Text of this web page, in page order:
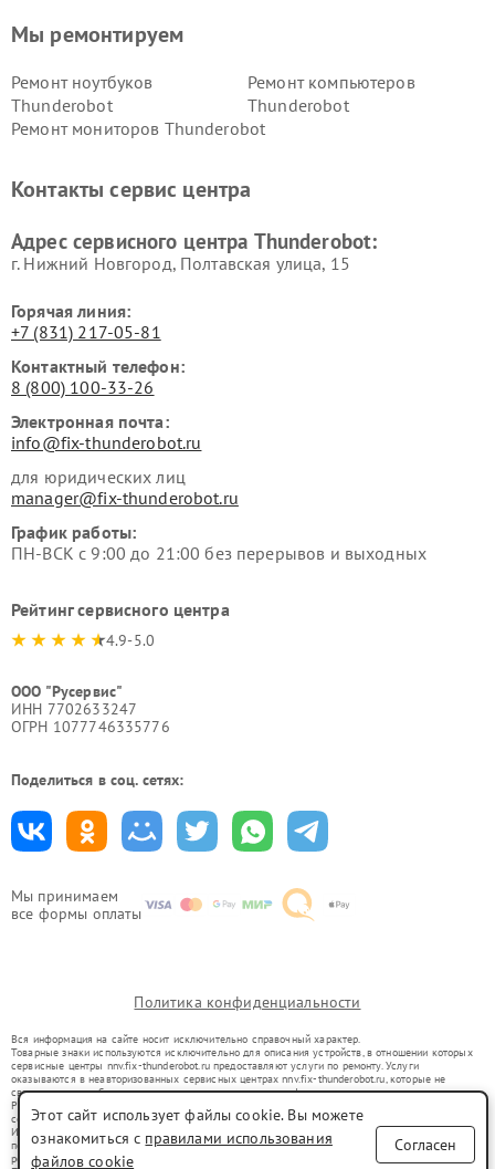
Мы принимаем
все формы оплаты
Мы ремонтируем
Ремонт ноутбуков
Thunderobot
Ремонт компьютеров
Thunderobot
Ремонт мониторов Thunderobot
Контакты сервис центра
Адрес сервисного центра Thunderobot:
г. Нижний Новгород, Полтавская улица, 15
Горячая линия:
+7 (831) 217-05-81
Контактный телефон:
8 (800) 100-33-26
Электронная почта:
info@fix-thunderobot.ru
для юридических лиц
manager@fix-thunderobot.ru
График работы:
ПН-ВСК с 9:00 до 21:00 без перерывов и выходных
Рейтинг сервисного центра
4.9-5.0
ООО "Русервис"
ИНН 7702633247
ОГРН 1077746335776
Поделиться в соц. сетях:
Политика конфиденциальности
Вся информация на сайте носит исключительно справочный характер.
Товарные знаки используются исключительно для описания устройств, в отношении которых
сервисные центры nnv.fix-thunderobot.ru предоставляют услуги по ремонту. Услуги
оказываются в неавторизованных сервисных центрах nnv.fix-thunderobot.ru, которые не
связаны с правообладателями товарных знаков или их официальными представителями.
Ремонт осуществляется для устройств, уже введенных в гражданский оборот в соответствии
со статьей 1487 ГК РФ.
Использование товарных знаков не преследует цели индивидуализации услуг или введения
потребителей в заблуждение, а служит для информирования о предоставляемых услугах по
ремонту техники указанных брендов.
Этот сайт использует файлы cookie. Вы можете
ознакомиться с правилами использования
файлов cookie
Согласен